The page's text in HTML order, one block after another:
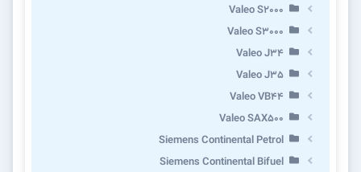
Valeo S2000
Valeo S3000
Valeo J34
Valeo J35
Valeo VB44
Valeo SAX500
Siemens Continental Petrol
Siemens Continental Bifuel